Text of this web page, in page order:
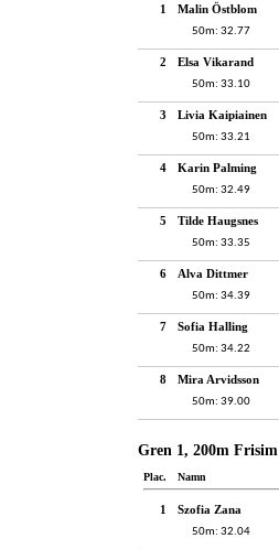
1 Malin Östblom
50m: 32.77
2 Elsa Vikarand
50m: 33.10
3 Livia Kaipiainen
50m: 33.21
4 Karin Palming
50m: 32.49
5 Tilde Haugsnes
50m: 33.35
6 Alva Dittmer
50m: 34.39
7 Sofia Halling
50m: 34.22
8 Mira Arvidsson
50m: 39.00
Gren 1, 200m
Plac. Namn
1 Szofia Zana
50m: 32.04